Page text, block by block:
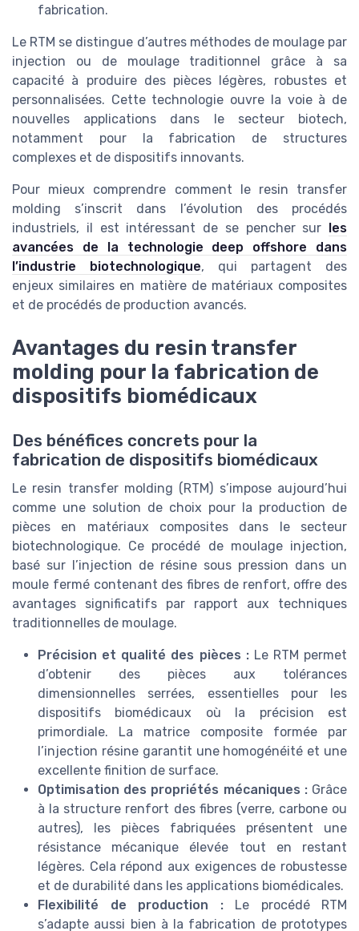
fabrication.
Le RTM se distingue d’autres méthodes de moulage par
injection ou de moulage traditionnel grâce à sa
capacité à produire des pièces légères, robustes et
personnalisées. Cette technologie ouvre la voie à de
nouvelles applications dans le secteur biotech,
notamment pour la fabrication de structures
complexes et de dispositifs innovants.
Pour mieux comprendre comment le resin transfer
molding s’inscrit dans l’évolution des procédés
industriels, il est intéressant de se pencher sur les
avancées de la technologie deep offshore dans
l’industrie biotechnologique, qui partagent des
enjeux similaires en matière de matériaux composites
et de procédés de production avancés.
Avantages du resin transfer
molding pour la fabrication de
dispositifs biomédicaux
Des bénéfices concrets pour la
fabrication de dispositifs biomédicaux
Le resin transfer molding (RTM) s’impose aujourd’hui
comme une solution de choix pour la production de
pièces en matériaux composites dans le secteur
biotechnologique. Ce procédé de moulage injection,
basé sur l’injection de résine sous pression dans un
moule fermé contenant des fibres de renfort, offre des
avantages significatifs par rapport aux techniques
traditionnelles de moulage.
Précision et qualité des pièces :Le RTM permet
d’obtenir des pièces aux tolérances
dimensionnelles serrées, essentielles pour les
dispositifs biomédicaux où la précision est
primordiale. La matrice composite formée par
l’injection résine garantit une homogénéité et une
excellente finition de surface.
Optimisation des propriétés mécaniques :Grâce
à la structure renfort des fibres (verre, carbone ou
autres), les pièces fabriquées présentent une
résistance mécanique élevée tout en restant
légères. Cela répond aux exigences de robustesse
et de durabilité dans les applications biomédicales.
Flexibilité de production :Le procédé RTM
s’adapte aussi bien à la fabrication de prototypes